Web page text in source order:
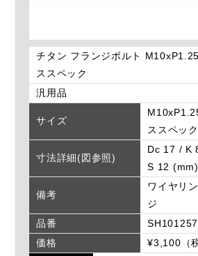
チタン フランジボルト
ススペック
汎用品
サイズ
ススペック
寸法詳細(図参照)
Dc 17 / K
S 12 (mm)
備考
ワイヤリ
ジ
品番
価格
¥3,100（